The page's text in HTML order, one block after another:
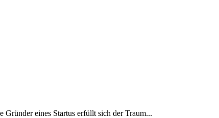
eines Startus erfüllt sich der Traum...